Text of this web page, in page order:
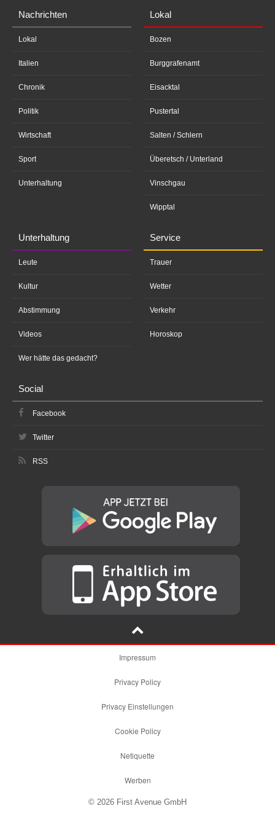
Nachrichten
Lokal
Italien
Chronik
Politik
Wirtschaft
Sport
Unterhaltung
Lokal
Bozen
Burggrafenamt
Eisacktal
Pustertal
Salten / Schlern
Überetsch / Unterland
Vinschgau
Wipptal
Unterhaltung
Leute
Kultur
Abstimmung
Videos
Wer hätte das gedacht?
Service
Trauer
Wetter
Verkehr
Horoskop
Social
Facebook
Twitter
RSS
Impressum
Privacy Policy
Privacy Einstellungen
Cookie Policy
Netiquette
Werben
© 2026 First Avenue GmbH